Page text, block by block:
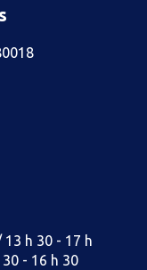
13 h 30 - 17 h
- 16 h 30